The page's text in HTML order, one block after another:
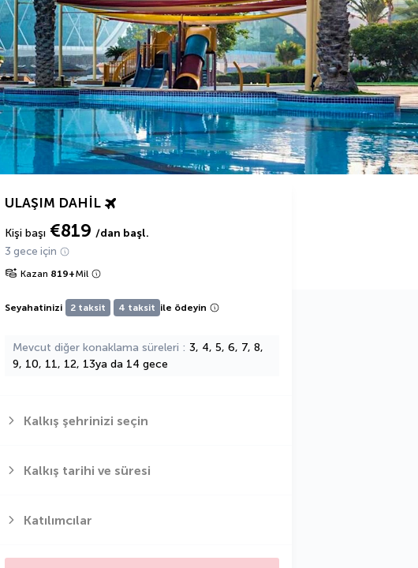
ULAŞIM DAHIL
Kişi başı €819 /dan başl.
3 gece için
Kazan 819+Mil
Seyahatinizi 2 taksit 4 taksit ile ödeyin
Mevcut diğer konaklama süreleri
3, 4, 5, 6, 7, 8,
9, 10, 11, 12, 13ya da 14 gece
Kalkış şehrinizi seçin
Kalkış tarihi ve süresi
Katılımcılar